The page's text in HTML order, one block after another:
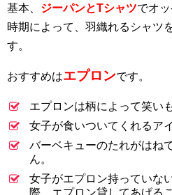
基本、 ジーパンとTシャツでオッ
時期によって、羽織れるシャツ
す。
おすすめはエプロンです。
エプロンは柄によって笑い
女子が食いついてくれるア
バーベキューのたれがはね
ん。
女子がエプロン持っていな
際、エプロン貸してあげる